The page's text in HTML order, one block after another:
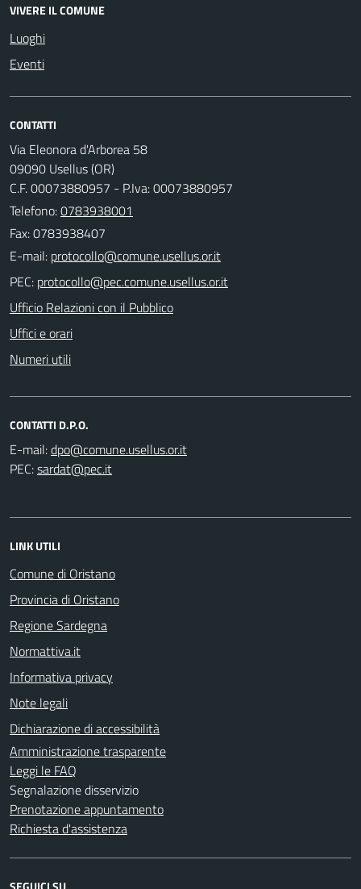
VIVERE IL COMUNE
Luoghi
Eventi
CONTATTI
Via Eleonora d'Arborea 58
09090 Usellus (OR)
C.F. 00073880957 - P.Iva: 00073880957
Telefono:0783938001
Fax: 0783938407
E-mail:
PEC:
Ufficio Relazioni con il Pubblico
Uffici e orari
Numeri utili
CONTATTI D.P.O.
E-mail:
PEC:
LINK UTILI
Comune di Oristano
Provincia di Oristano
Regione Sardegna
Normattiva.it
Informativa privacy
Note legali
Dichiarazione di accessibilità
Amministrazione trasparente
Leggi le FAQ
Segnalazione disservizio
Prenotazione appuntamento
Richiesta d'assistenza